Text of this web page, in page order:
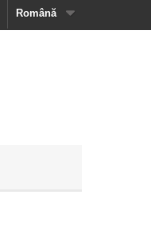
Română